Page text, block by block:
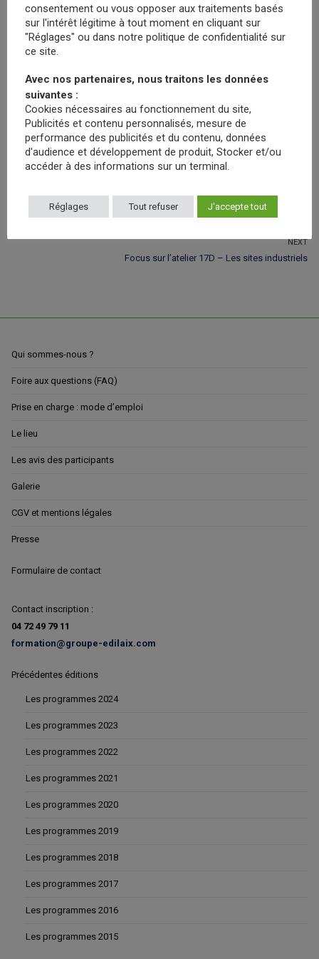
conseillé de se munir d’un ordinateur portable.
✅ Pourquoi suivre cette formation ?
Comprendre les enjeux actuels du marché pharmaceutique
Maîtriser l’évaluation d’un commerce réglementé
Intégrer des outils modernes comme l’intelligence artificielle dans
l’analyse
Je m’inscris à cet atelier
Navigation
de
PREVIOUS
NEXT
Next
Focus sur l’atelier 17D – Les sites industriels
Qui sommes-nous ?
Foire aux questions (FAQ)
Prise en charge : mode d’emploi
Le lieu
Les avis des participants
Galerie
CGV et mentions légales
Presse
Formulaire de contact
Contact inscription :
04 72 49 79 11
formation@groupe-edilaix.com
Précédentes éditions
Les programmes 2024
Les programmes 2023
Les programmes 2022
Les programmes 2021
Les programmes 2020
Les programmes 2019
Les programmes 2018
Les programmes 2017
Les programmes 2016
Les programmes 2015
consentement ou vous opposer aux traitements basés
sur l'intérêt légitime à tout moment en cliquant sur
"Réglages" ou dans notre politique de confidentialité sur
ce site.
Avec nos partenaires, nous traitons les données
suivantes :
Cookies nécessaires au fonctionnement du site,
Publicités et contenu personnalisés, mesure de
performance des publicités et du contenu, données
d'audience et développement de produit, Stocker et/ou
accéder à des informations sur un terminal.
Réglages Tout refuser J'accepte tout